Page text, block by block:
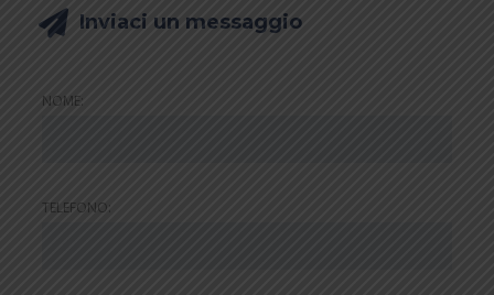
Inviaci un messaggio
NOME:
TELEFONO: